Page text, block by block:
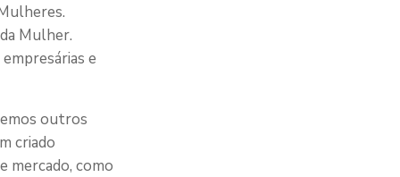
Mulher.
e
outros
criado
mercado, como